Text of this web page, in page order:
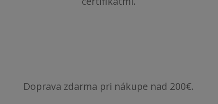
Doprava zdarma pri nákupe nad 200€.